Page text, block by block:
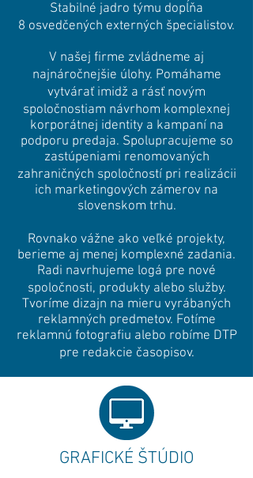
Stabilné jadro týmu dopĺňa
8 osvedčených externých špecialistov.
V našej firme zvládneme aj
najnáročnejšie úlohy. Pomáhame
vytvárať imidž a rásť novým
spoločnostiam návrhom komplexnej
korporátnej identity a kampaní na
podporu predaja. Spolupracujeme so
zastúpeniami renomovaných
zahraničných spoločností pri realizácii
ich marketingových zámerov na
slovenskom trhu.
Rovnako vážne ako veľké projekty,
berieme aj menej komplexné zadania.
Radi navrhujeme logá pre nové
spoločnosti, produkty alebo služby.
Tvoríme dizajn na mieru vyrábaných
reklamných predmetov. Fotíme
reklamnú fotografiu alebo robíme DTP
pre redakcie časopisov.
GRAFICKÉ ŠTÚDIO